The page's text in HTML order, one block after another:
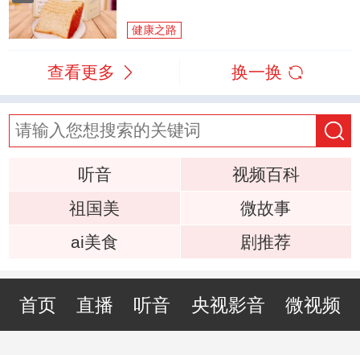
健康之路
查看更多 换一换
听音
视频百科
祖国美
微故事
ai美食
剧推荐
首页 直播 听音 央视影音 微视频